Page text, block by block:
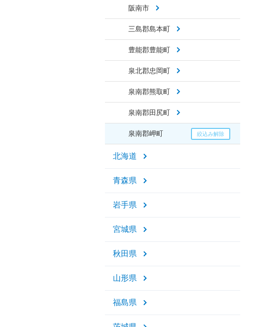
阪南市
三島郡島本町
豊能郡豊能町
泉北郡忠岡町
泉南郡熊取町
泉南郡田尻町
泉南郡岬町
北海道
青森県
岩手県
宮城県
秋田県
山形県
福島県